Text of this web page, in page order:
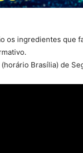
os ingredientes que
Brasília) de